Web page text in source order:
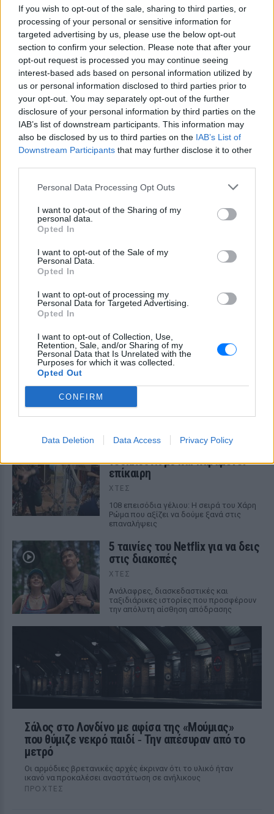
If you wish to opt-out of the sale, sharing to third parties, or
processing of your personal or sensitive information for
targeted advertising by us, please use the below opt-out
section to confirm your selection. Please note that after your
opt-out request is processed you may continue seeing
interest-based ads based on personal information utilized by
us or personal information disclosed to third parties prior to
your opt-out. You may separately opt-out of the further
disclosure of your personal information by third parties on the
IAB’s list of downstream participants. This information may
also be disclosed by us to third parties on the IAB’s List of
Downstream Participants that may further disclose it to other
Personal Data Processing Opt Outs
I want to opt-out of the Sharing of my
personal data.
Opted In
I want to opt-out of the Sale of my
Personal Data.
Opted In
I want to opt-out of processing my
Personal Data for Targeted Advertising.
Opted In
I want to opt-out of Collection, Use,
Retention, Sale, and/or Sharing of my
Personal Data that Is Unrelated with the
Purposes for which it was collected.
Opted Out
CONFIRM
Data Deletion Data Access Privacy Policy
ΔΕΙΤΕ ΕΠΙΣΗΣ
5 one‑hit wonders που έγιναν
ξανά διάσημοι από… ατύχημα
χαμογελάσει, αποδεικνύει ότι ορισμένα
τραγούδια έχουν πολύ περισσότερες
Η κωμωδία που σατίρισε τον
νεοπλουτισμό και παραμένει
επίκαιρη
ΧΤΕΣ
108 επεισόδια γέλιου: Η σειρά του Χάρη
Ρώμα που αξίζει να δούμε ξανά στις
επαναλήψεις
5 ταινίες του Netflix για να δεις
στις διακοπές
ΧΤΕΣ
Aνάλαφρες, διασκεδαστικές και
ταξιδιάρικες ιστορίες που προσφέρουν
την απόλυτη αίσθηση απόδρασης
Σάλος στο Λονδίνο με αφίσα της «Μούμιας»
που θύμιζε νεκρό παιδί ‑ Την απέσυραν από το
μετρό
Οι αρμόδιες βρετανικές αρχές έκριναν ότι το υλικό ήταν
ικανό να προκαλέσει αναστάτωση σε ανήλικους
ΠΡΟΧΤΈΣ